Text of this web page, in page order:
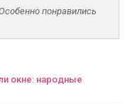
понравились
окне: народные